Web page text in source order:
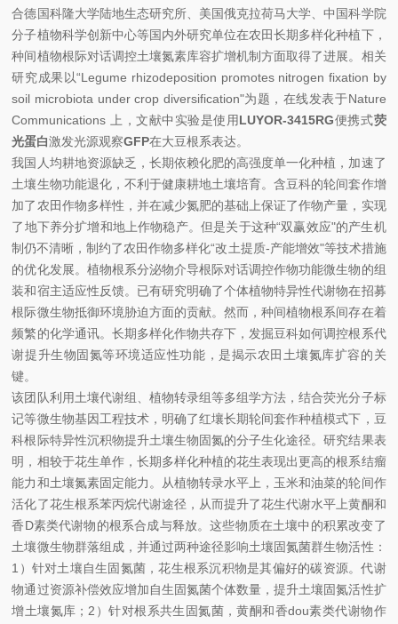
合德国科隆大学陆地生态研究所、美国俄克拉荷马大学、中国科学院
分子植物科学创新中心等国内外研究单位在农田长期多样化种植下，
种间植物根际对话调控土壤氮素库容扩增机制方面取得了进展。相关
研究成果以“Legume rhizodeposition promotes nitrogen fixation by
soil microbiota under crop diversification"为题，在线发表于Nature
Communications 上，文献中实验是使用LUYOR-3415RG便携式荧
光蛋白激发光源观察GFP在大豆根系表达。
我国人均耕地资源缺乏，长期依赖化肥的高强度单一化种植，加速了
土壤生物功能退化，不利于健康耕地土壤培育。含豆科的轮间套作增
加了农田作物多样性，并在减少氮肥的基础上保证了作物产量，实现
了地下养分扩增和地上作物稳产。但是关于这种“双赢效应"的产生机
制仍不清晰，制约了农田作物多样化“改土提质-产能增效"等技术措施
的优化发展。植物根系分泌物介导根际对话调控作物功能微生物的组
装和宿主适应性反馈。已有研究明确了个体植物特异性代谢物在招募
根际微生物抵御环境胁迫方面的贡献。然而，种间植物根系间存在着
频繁的化学通讯。长期多样化作物共存下，发掘豆科如何调控根系代
谢提升生物固氮等环境适应性功能，是揭示农田土壤氮库扩容的关
键。
该团队利用土壤代谢组、植物转录组等多组学方法，结合荧光分子标
记等微生物基因工程技术，明确了红壤长期轮间套作种植模式下，豆
科根际特异性沉积物提升土壤生物固氮的分子生化途径。研究结果表
明，相较于花生单作，长期多样化种植的花生表现出更高的根系结瘤
能力和土壤氮素固定能力。从植物转录水平上，玉米和油菜的轮间作
活化了花生根系苯丙烷代谢途径，从而提升了花生代谢水平上黄酮和
香D素类代谢物的根系合成与释放。这些物质在土壤中的积累改变了
土壤微生物群落组成，并通过两种途径影响土壤固氮菌群生物活性：
1）针对土壤自生固氮菌，花生根系沉积物是其偏好的碳资源。代谢
物通过资源补偿效应增加自生固氮菌个体数量，提升土壤固氮活性扩
增土壤氮库；2）针对根系共生固氮菌，黄酮和香dou素类代谢物作